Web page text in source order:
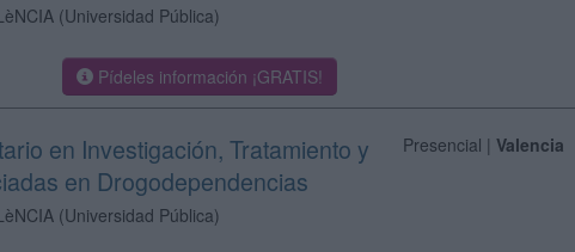
(Universidad Pública)
Pídeles información ¡GRATIS!
Presencial |Valencia
en Investigación, Tratamiento y
en Drogodependencias
(Universidad Pública)